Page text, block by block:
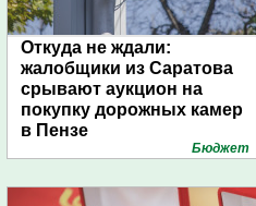
Откуда не ждали:
жалобщики из Саратова
срывают аукцион на
покупку дорожных камер
в Пензе
Бюджет